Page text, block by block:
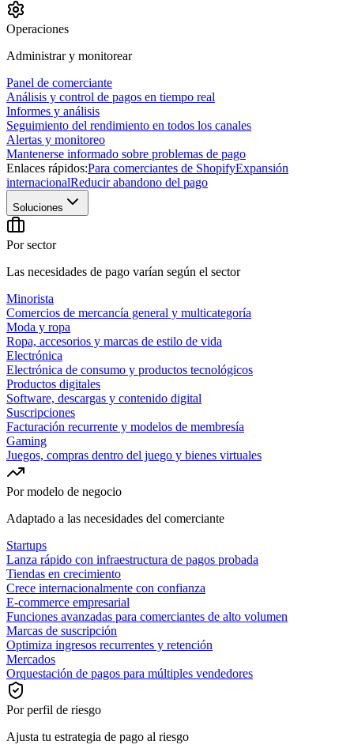
Operaciones
Administrar y monitorear
Panel de comerciante
Análisis y control de pagos en tiempo real
Informes y análisis
Seguimiento del rendimiento en todos los canales
Alertas y monitoreo
Mantenerse informado sobre problemas de pago
Enlaces rápidos:Para comerciantes de ShopifyExpansión
internacionalReducir abandono del pago
Soluciones
Por sector
Las necesidades de pago varían según el sector
Minorista
Comercios de mercancía general y multicategoría
Moda y ropa
Ropa, accesorios y marcas de estilo de vida
Electrónica
Electrónica de consumo y productos tecnológicos
Productos digitales
Software, descargas y contenido digital
Suscripciones
Facturación recurrente y modelos de membresía
Gaming
Juegos, compras dentro del juego y bienes virtuales
Por modelo de negocio
Adaptado a las necesidades del comerciante
Startups
Lanza rápido con infraestructura de pagos probada
Tiendas en crecimiento
Crece internacionalmente con confianza
E-commerce empresarial
Funciones avanzadas para comerciantes de alto volumen
Marcas de suscripción
Optimiza ingresos recurrentes y retención
Mercados
Orquestación de pagos para múltiples vendedores
Por perfil de riesgo
Ajusta tu estrategia de pago al riesgo